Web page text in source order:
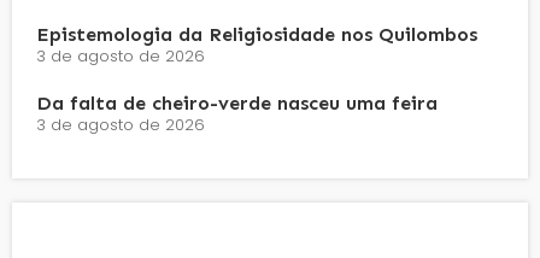
Epistemologia da Religiosidade nos Quilombos
3 de agosto de 2026
Da falta de cheiro-verde nasceu uma feira
3 de agosto de 2026